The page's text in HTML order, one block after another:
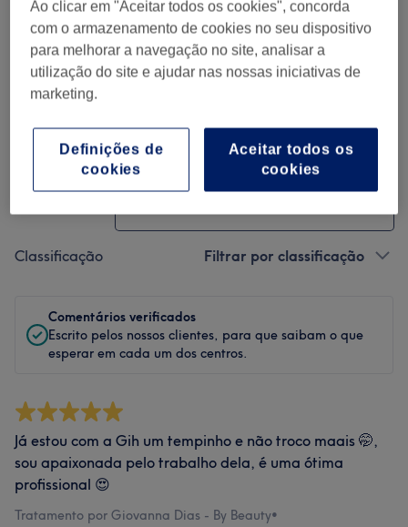
Limpeza
Empregados
Filtrar Comentários
Classificação Filtrar por classificação
Comentários verificados
Escrito pelos nossos clientes, para que saibam o que
esperar em cada um dos centros.
Já estou com a Gih um tempinho e não troco maais 🤭,
sou apaixonada pelo trabalho dela, é uma ótima
profissional 😍
Tratamento por Giovanna Dias - By Beauty•
Ao clicar em "Aceitar todos os cookies", concorda
com o armazenamento de cookies no seu dispositivo
para melhorar a navegação no site, analisar a
utilização do site e ajudar nas nossas iniciativas de
marketing.
Aceitar todos os
cookies
Definições de
cookies